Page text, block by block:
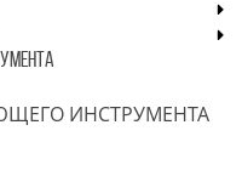
ИНСТРУМЕНТА